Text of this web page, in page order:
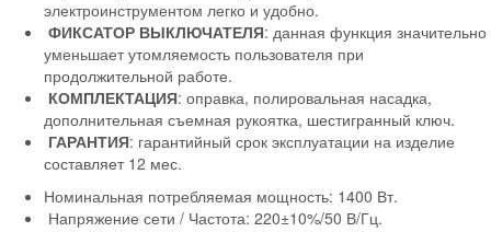
электроинструментом легко и удобно.
ФИКСАТОР ВЫКЛЮЧАТЕЛЯ: данная функция значительно
уменьшает утомляемость пользователя при
продолжительной работе.
КОМПЛЕКТАЦИЯ: оправка, полировальная насадка,
дополнительная съемная рукоятка, шестигранный ключ.
ГАРАНТИЯ: гарантийный срок эксплуатации на изделие
составляет 12 мес.
Номинальная потребляемая мощность: 1400 Вт.
Напряжение сети / Частота: 220±10%/50 В/Гц.